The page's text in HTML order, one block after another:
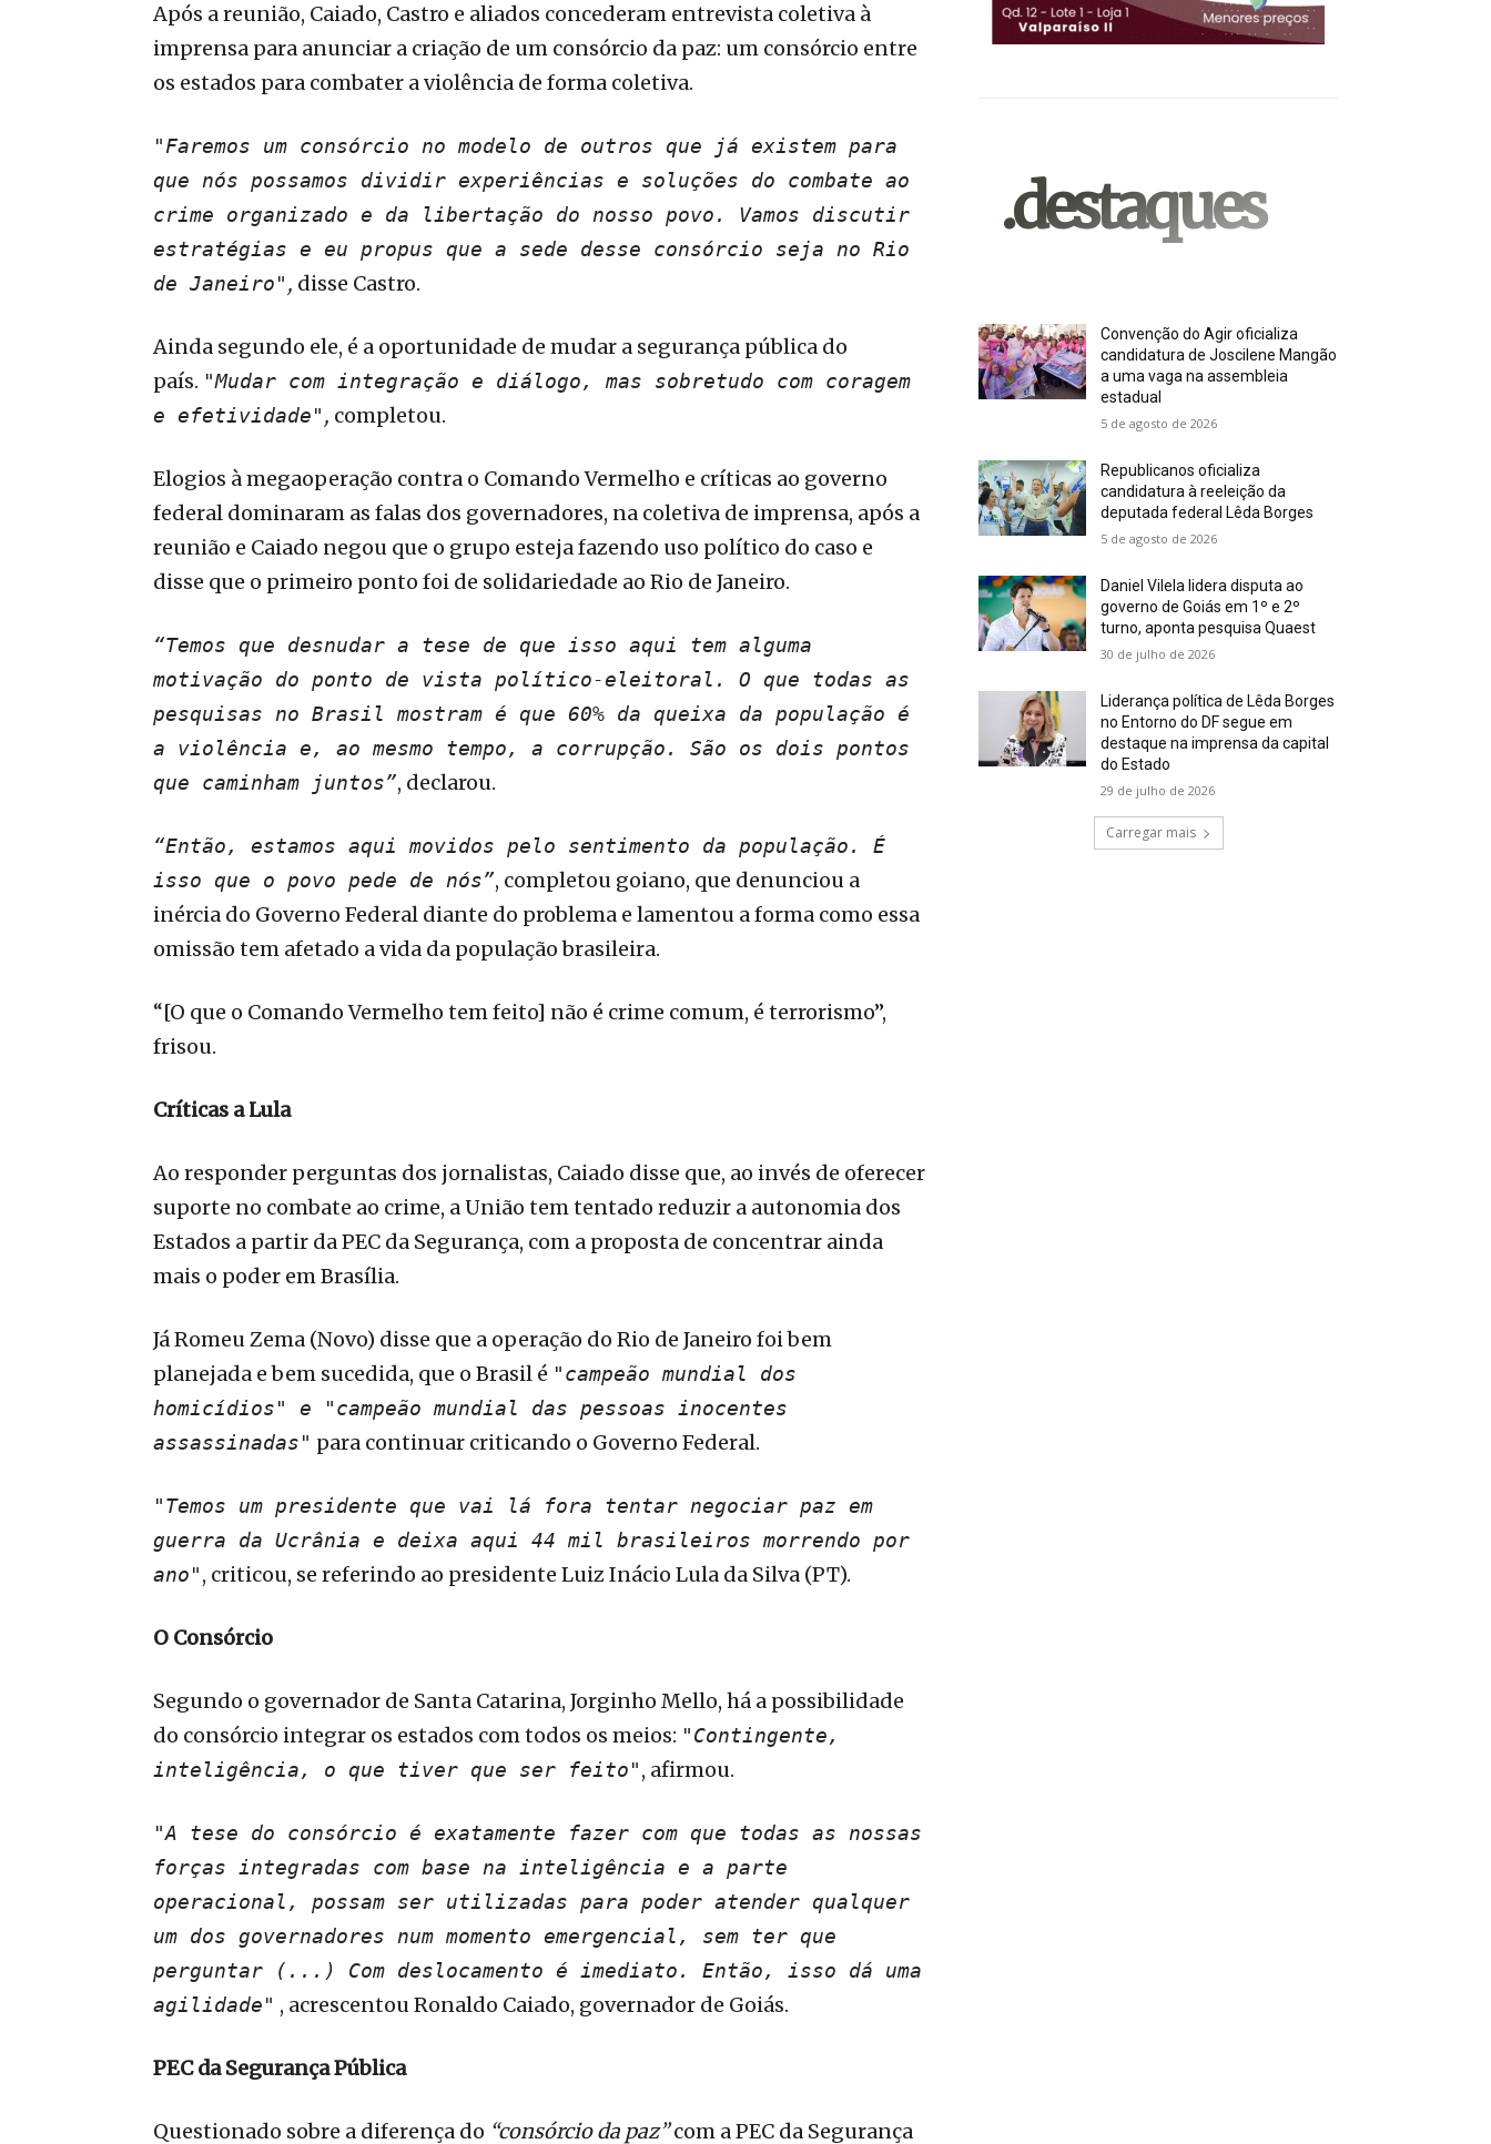
Após a reunião, Caiado, Castro e aliados concederam entrevista coletiva à
imprensa para anunciar a criação de um consórcio da paz: um consórcio entre
os estados para combater a violência de forma coletiva.
"Faremos um consórcio no modelo de outros que já existem para
que nós possamos dividir experiências e soluções do combate ao
crime organizado e da libertação do nosso povo. Vamos discutir
estratégias e eu propus que a sede desse consórcio seja no Rio
de Janeiro", disse Castro.
Ainda segundo ele, é a oportunidade de mudar a segurança pública do
país. "Mudar com integração e diálogo, mas sobretudo com coragem
e efetividade", completou.
Elogios à megaoperação contra o Comando Vermelho e críticas ao governo
federal dominaram as falas dos governadores, na coletiva de imprensa, após a
reunião e Caiado negou que o grupo esteja fazendo uso político do caso e
disse que o primeiro ponto foi de solidariedade ao Rio de Janeiro.
“Temos que desnudar a tese de que isso aqui tem alguma
motivação do ponto de vista político-eleitoral. O que todas as
pesquisas no Brasil mostram é que 60% da queixa da população é
a violência e, ao mesmo tempo, a corrupção. São os dois pontos
que caminham juntos”, declarou.
“Então, estamos aqui movidos pelo sentimento da população. É
isso que o povo pede de nós”, completou goiano, que denunciou a
inércia do Governo Federal diante do problema e lamentou a forma como essa
omissão tem afetado a vida da população brasileira.
“[O que o Comando Vermelho tem feito] não é crime comum, é terrorismo”,
frisou.
Críticas a Lula
Ao responder perguntas dos jornalistas, Caiado disse que, ao invés de oferecer
suporte no combate ao crime, a União tem tentado reduzir a autonomia dos
Estados a partir da PEC da Segurança, com a proposta de concentrar ainda
mais o poder em Brasília.
Já Romeu Zema (Novo) disse que a operação do Rio de Janeiro foi bem
planejada e bem sucedida, que o Brasil é "campeão mundial dos
homicídios" e "campeão mundial das pessoas inocentes
assassinadas" para continuar criticando o Governo Federal.
"Temos um presidente que vai lá fora tentar negociar paz em
guerra da Ucrânia e deixa aqui 44 mil brasileiros morrendo por
ano", criticou, se referindo ao presidente Luiz Inácio Lula da Silva (PT).
O Consórcio
Segundo o governador de Santa Catarina, Jorginho Mello, há a possibilidade
do consórcio integrar os estados com todos os meios: "Contingente,
inteligência, o que tiver que ser feito", afirmou.
"A tese do consórcio é exatamente fazer com que todas as nossas
forças integradas com base na inteligência e a parte
operacional, possam ser utilizadas para poder atender qualquer
um dos governadores num momento emergencial, sem ter que
perguntar (...) Com deslocamento é imediato. Então, isso dá uma
agilidade" , acrescentou Ronaldo Caiado, governador de Goiás.
PEC da Segurança Pública
Questionado sobre a diferença do “consórcio da paz”com a PEC da Segurança
.destaques
Convenção do Agir oficializa
candidatura de Joscilene Mangão
a uma vaga na assembleia
estadual
5 de agosto de 2026
Republicanos oficializa
candidatura à reeleição da
deputada federal Lêda Borges
5 de agosto de 2026
Daniel Vilela lidera disputa ao
governo de Goiás em 1º e 2º
turno, aponta pesquisa Quaest
30 de julho de 2026
Liderança política de Lêda Borges
no Entorno do DF segue em
destaque na imprensa da capital
do Estado
29 de julho de 2026
Carregar mais